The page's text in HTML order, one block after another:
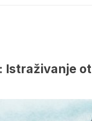
Istraživanje